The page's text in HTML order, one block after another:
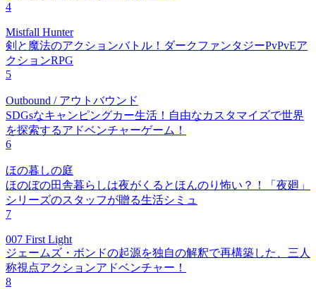
4
Mistfall Hunter
剣と魔法のアクションバトル！ダークファンタジーPvPvEア
クションRPG
5
Outbound / アウトバウンド
SDGsなキャンピングカー生活！自由なカスタマイズで世界
を探索するアドベンチャーゲーム！
6
ほの暮しの庭
ほのぼの田舎暮らしは夜がくるとほんのり怖い？！「夜廻」
シリーズのスタッフが贈る生活シミュ
7
007 First Light
ジェームズ・ボンドの起源を独自の解釈で再構築した、三人
称視点アクションアドベンチャー！
8